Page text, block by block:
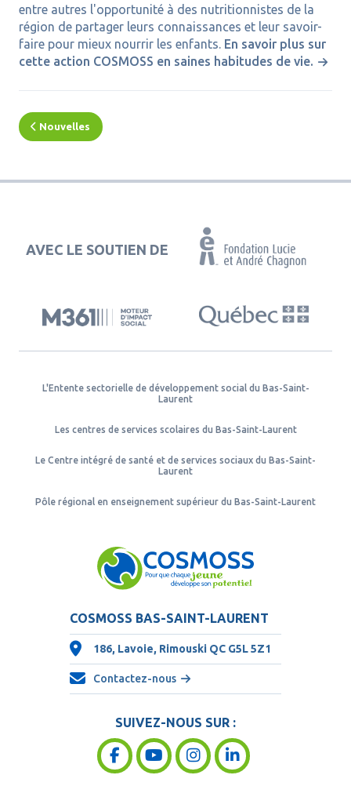
entre autres l'opportunité à des nutritionnistes de la
région de partager leurs connaissances et leur savoir-
faire pour mieux nourrir les enfants. En savoir plus sur
cette action COSMOSS en saines habitudes de vie.
Nouvelles
AVEC LE SOUTIEN DE
L'Entente sectorielle de développement social du Bas-Saint-
Laurent
Les centres de services scolaires du Bas-Saint-Laurent
Le Centre intégré de santé et de services sociaux du Bas-Saint-
Laurent
Pôle régional en enseignement supérieur du Bas-Saint-Laurent
COSMOSS BAS-SAINT-LAURENT
186, Lavoie, Rimouski QC G5L 5Z1
Contactez-nous
SUIVEZ-NOUS SUR :